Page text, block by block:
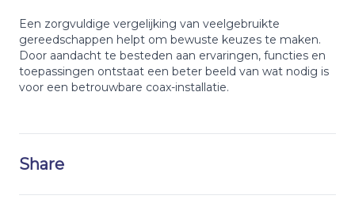
Een zorgvuldige vergelijking van veelgebruikte
gereedschappen helpt om bewuste keuzes te maken.
Door aandacht te besteden aan ervaringen, functies en
toepassingen ontstaat een beter beeld van wat nodig is
voor een betrouwbare coax-installatie.
Share